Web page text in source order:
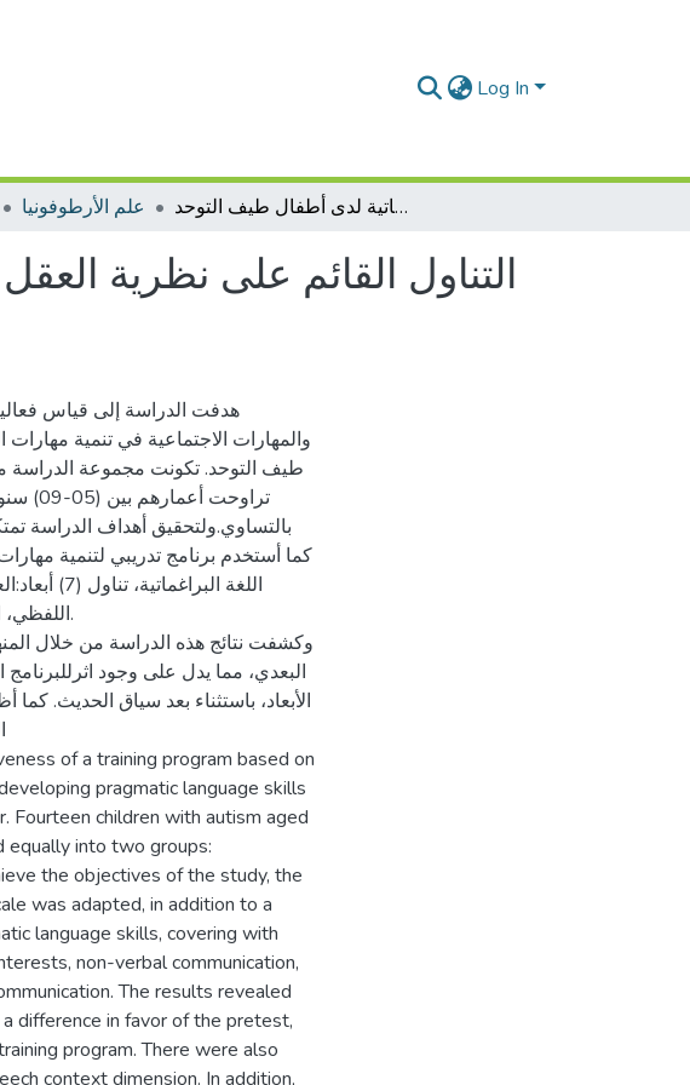
Log In
علم الأرطوفونيا التناول القائم على نظرية العقل والمها ا رت الاجتماعية لتنمية اللغة الب ا رغماتية لدى أطفال طيف التوحد
التناول القائم على نظرية
هدفت الدراسة إلى قياس
والمهارات الاجتماعية في تنمية
بالتساوي.ولتحقيق أهداف الدراسة
اللغة
اللفظي،
وكشفت نتائج هذه الدراسة من خلال
البعدي، مما يدل على وجود
الأبعاد، باستثناء بعد سیاق الحديث.
of a training program based on
pragmatic language skills
Fourteen children with autism aged
into two groups:
the objectives of the study, the
was adapted, in addition to a
language skills, covering with
non-verbal communication,
The results revealed
difference in favor of the pretest,
program. There were also
context dimension. In addition,